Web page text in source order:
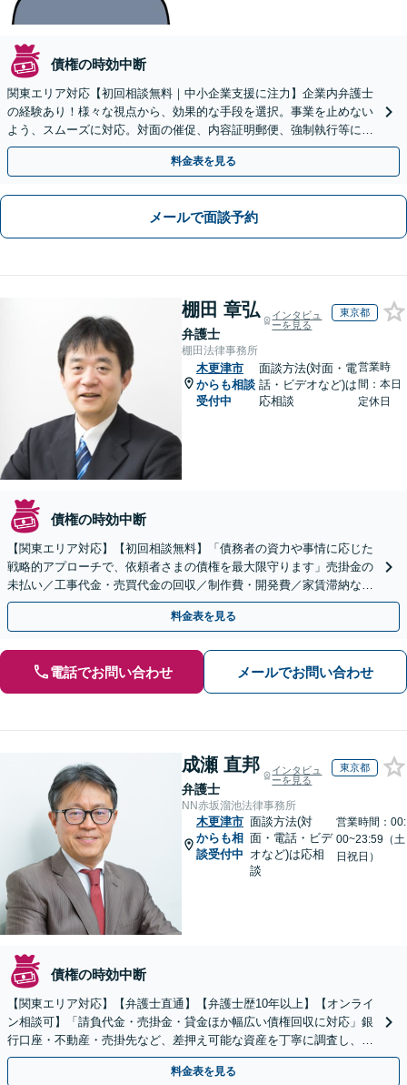
債権の時効中断
関東エリア対応【初回相談無料｜中小企業支援に注力】企業内弁護士
の経験あり！様々な視点から、効果的な手段を選択。事業を止めない
よう、スムーズに対応。対面の催促、内容証明郵便、強制執行等に精
通。お困りの方はすぐにご相談を【オンライン面談◎】
料金表を見る
メールで面談予約
棚田 章弘
弁護士
インタビュ
ーを見る
東京都
棚田法律事務所
木更津市
からも相談
受付中
面談方法(対面・電
話・ビデオなど)は
応相談
営業時
間：本日
定休日
債権の時効中断
【関東エリア対応】【初回相談無料】「債務者の資力や事情に応じた
戦略的アプローチで、依頼者さまの債権を最大限守ります」売掛金の
未払い／工事代金・売買代金の回収／制作費・開発費／家賃滞納な
ど、事業活動で発生するあらゆる債権回収に実績あり
料金表を見る
電話でお問い合わせ メールでお問い合わせ
成瀬 直邦
弁護士
インタビュ
ーを見る
東京都
NN赤坂溜池法律事務所
木更津市
からも相
談受付中
面談方法(対
面・電話・ビデ
オなど)は応相
談
営業時間：00:
00~23:59（土
日祝日）
債権の時効中断
【関東エリア対応】【弁護士直通】【弁護士歴10年以上】【オンライ
ン相談可】「請負代金・売掛金・貸金ほか幅広い債権回収に対応」銀
行口座・不動産・売掛先など、差押え可能な資産を丁寧に調査し、効
果的な手続きを選択します【休日・夜間相談可】
料金表を見る